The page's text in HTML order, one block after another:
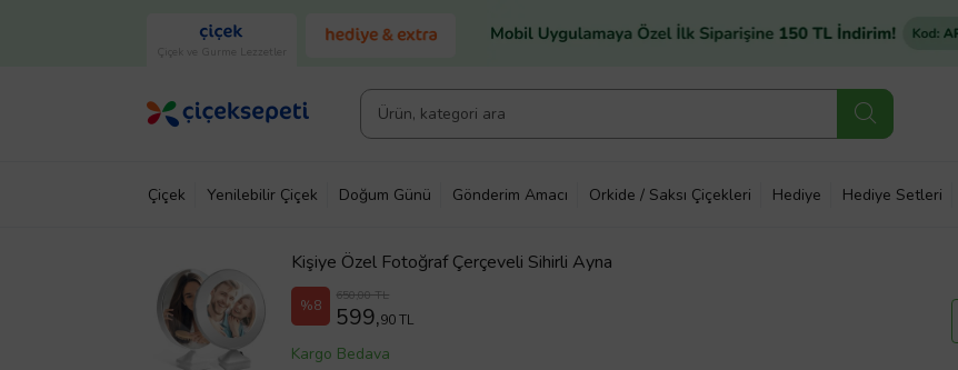
Çiçek ve Gurme Lezzetler
Çiçek Yenilebilir Çiçek Doğum Günü Gönderim Amacı Orkide / Saksı Çiçekleri Hediye Hediye Setleri
Kişiye Özel Fotoğraf Çerçeveli Sihirli Ayna
%8
650,00 TL
599,90 TL
Kargo Bedava